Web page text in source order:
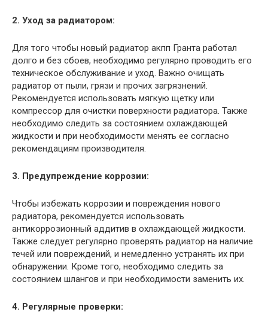
2. Уход за радиатором:
Для того чтобы новый радиатор акпп Гранта работал
долго и без сбоев, необходимо регулярно проводить его
техническое обслуживание и уход. Важно очищать
радиатор от пыли, грязи и прочих загрязнений.
Рекомендуется использовать мягкую щетку или
компрессор для очистки поверхности радиатора. Также
необходимо следить за состоянием охлаждающей
жидкости и при необходимости менять ее согласно
рекомендациям производителя.
3. Предупреждение коррозии:
Чтобы избежать коррозии и повреждения нового
радиатора, рекомендуется использовать
антикоррозионный аддитив в охлаждающей жидкости.
Также следует регулярно проверять радиатор на наличие
течей или повреждений, и немедленно устранять их при
обнаружении. Кроме того, необходимо следить за
состоянием шлангов и при необходимости заменить их.
4. Регулярные проверки: